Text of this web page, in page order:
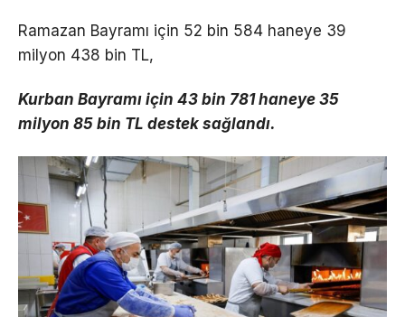
Ramazan Bayramı için 52 bin 584 haneye 39
milyon 438 bin TL,
Kurban Bayramı için 43 bin 781 haneye 35
milyon 85 bin TL destek sağlandı.